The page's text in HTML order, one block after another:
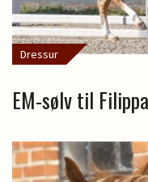
Dressur
EM-sølv til